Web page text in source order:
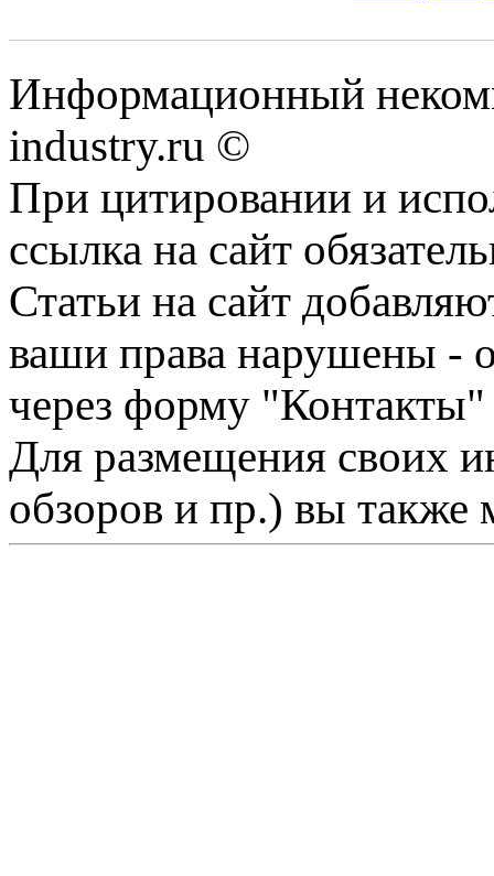
Информационный
industry.ru ©
При цитировании и
ссылка на сайт
Статьи на сайт
ваши права нарушены -
через форму "Контакты"
Для размещения своих
обзоров и пр.) вы также